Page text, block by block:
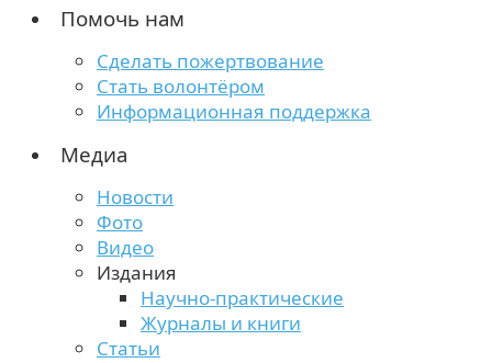
Помочь нам
Сделать пожертвование
Стать волонтёром
Информационная поддержка
Медиа
Новости
Фото
Видео
Издания
Научно-практические
Журналы и книги
Статьи